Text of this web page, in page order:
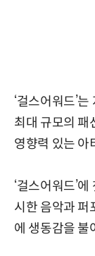
‘걸스어워드’
최대 규모의 패
영향력 있는 아
‘걸스어워드’
시한 음악과 퍼
에 생동감을 불